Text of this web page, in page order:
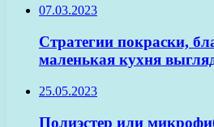
07.03.2023
Стратегии покраски,
маленькая кухня
25.05.2023
Полиэстер или